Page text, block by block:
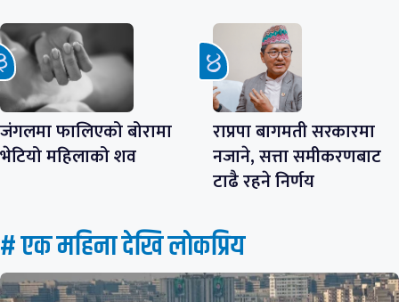
जंगलमा फालिएको बोरामा
भेटियो महिलाको शव
राप्रपा बागमती सरकारमा
नजाने, सत्ता समीकरणबाट
टाढै रहने निर्णय
# एक महिना देखि लाेकप्रिय